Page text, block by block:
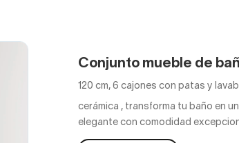
Conjunto mueble de
120 cm, 6 cajones con patas y
cerámica , transforma tu baño en
elegante con comodidad